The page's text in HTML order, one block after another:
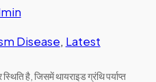
Disease, Latest
है, जिसमें थायराइड ग्रंथि पर्याप्त